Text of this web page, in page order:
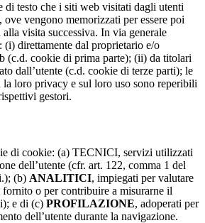
testo che i siti web visitati dagli utenti
vengono memorizzati per essere poi
visita successiva. In via generale
(i) direttamente dal proprietario e/o
(c.d. cookie di prima parte); (ii) da titolari
dall’utente (c.d. cookie di terze parti); le
loro privacy e sul loro uso sono reperibili
gestori.
di cookie: (a) TECNICI, servizi utilizzati
dell’utente (cfr. art. 122, comma 1 del
(b) ANALITICI, impiegati per valutare
o per contribuire a misurarne il
e di (c) PROFILAZIONE, adoperati per
dell’utente durante la navigazione.